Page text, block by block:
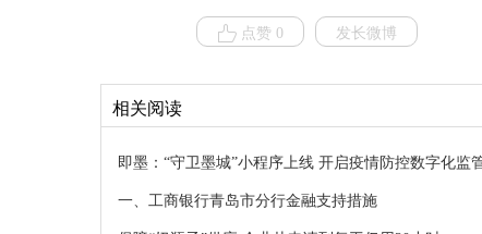
点赞 0 发长微博
相关阅读
即墨：“守卫墨城”小程序上线 开启疫情防控数字化监
一、工商银行青岛市分行金融支持措施